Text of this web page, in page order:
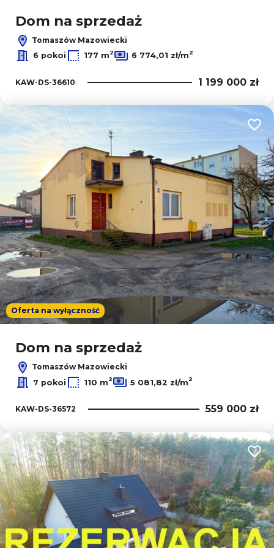
Dom na sprzedaż
Tomaszów Mazowiecki
6 pokoi
177 m2 6 774,01 zł/m2
KAW-DS-36610 1 199 000 zł
Oferta na wyłączność
Dom na sprzedaż
Tomaszów Mazowiecki
7 pokoi
110 m2 5 081,82 zł/m2
KAW-DS-36572 559 000 zł